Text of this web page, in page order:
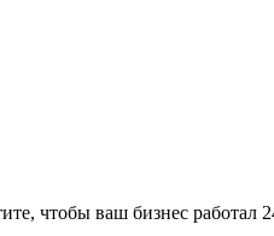
чтобы ваш бизнес работал